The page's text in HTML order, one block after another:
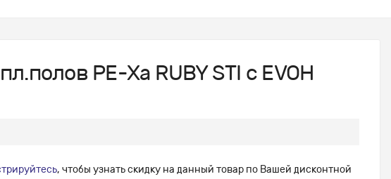
PE-Xa RUBY STI с EVOH
, чтобы узнать скидку на данный товар по Вашей дисконтной